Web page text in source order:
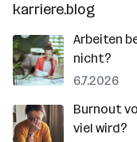
karriere.blog
Arbeiten
nicht?
6.7.2026
Burnout
viel wird?